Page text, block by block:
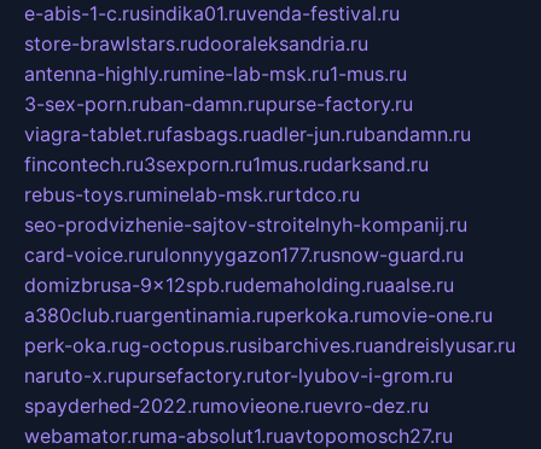
e-abis-1-c.rusindika01.ruvenda-festival.ru
store-brawlstars.rudooraleksandria.ru
antenna-highly.rumine-lab-msk.ru1-mus.ru
3-sex-porn.ruban-damn.rupurse-factory.ru
viagra-tablet.rufasbags.ruadler-jun.rubandamn.ru
fincontech.ru3sexporn.ru1mus.rudarksand.ru
rebus-toys.ruminelab-msk.rurtdco.ru
seo-prodvizhenie-sajtov-stroitelnyh-kompanij.ru
card-voice.rurulonnyygazon177.rusnow-guard.ru
domizbrusa-9x12spb.rudemaholding.ruaalse.ru
a380club.ruargentinamia.ruperkoka.rumovie-one.ru
perk-oka.rug-octopus.rusibarchives.ruandreislyusar.ru
naruto-x.rupursefactory.rutor-lyubov-i-grom.ru
spayderhed-2022.rumovieone.ruevro-dez.ru
webamator.ruma-absolut1.ruavtopomosch27.ru